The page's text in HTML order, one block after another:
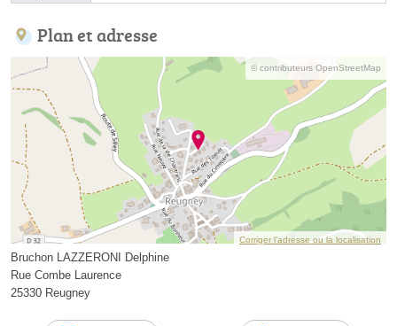
Plan et adresse
© contributeurs OpenStreetMap
Corriger l’adresse ou la localisation
Bruchon LAZZERONI Delphine
Rue Combe Laurence
25330 Reugney